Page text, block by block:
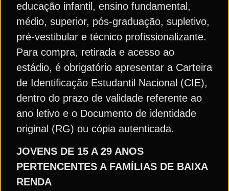
educação infantil, ensino fundamental,
médio, superior, pós-graduação, supletivo,
pré-vestibular e técnico profissionalizante.
Para compra, retirada e acesso ao
estádio, é obrigatório apresentar a Carteira
de Identificação Estudantil Nacional (CIE),
dentro do prazo de validade referente ao
ano letivo e o Documento de identidade
original (RG) ou cópia autenticada.
JOVENS DE 15 A 29 ANOS
PERTENCENTES A FAMÍLIAS DE BAIXA
RENDA